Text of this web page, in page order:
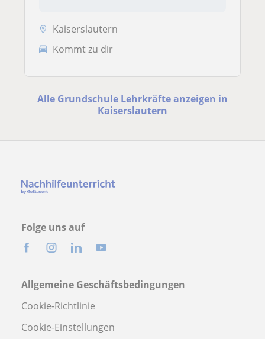
Kaiserslautern
Kommt zu dir
Alle Grundschule Lehrkräfte anzeigen in
Kaiserslautern
Folge uns auf
Allgemeine Geschäftsbedingungen
Cookie-Richtlinie
Cookie-Einstellungen